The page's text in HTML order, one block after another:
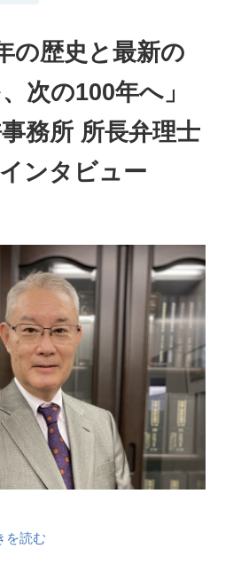
の歴史と最新の
次の100年へ」
務所 所長弁理士
ンタビュー
を読む